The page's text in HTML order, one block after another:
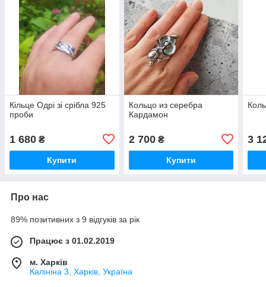
Кільце Одрі зі срібла 925
проби
1 680 ₴
Купити
Кольцо из серебра
Кардамон
2 700₴
Купити
3
Про нас
89% позитивних з 9 відгуків за рік
Працює з 01.02.2019
м. Харків
Калініна 3, Харків, Україна